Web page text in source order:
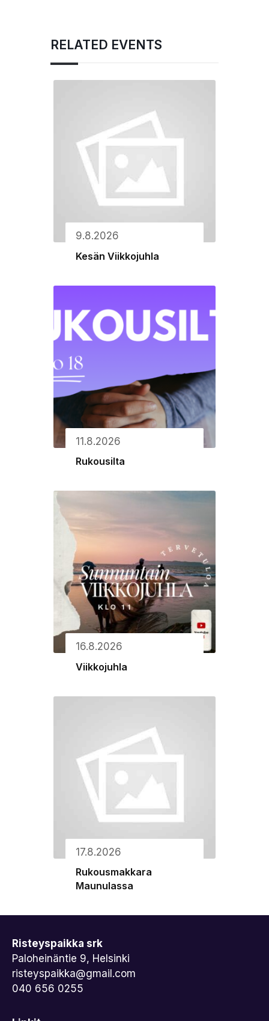
RELATED EVENTS
9.8.2026
Kesän Viikkojuhla
11.8.2026
Rukousilta
16.8.2026
Viikkojuhla
17.8.2026
Rukousmakkara
Maunulassa
Risteyspaikka srk
Paloheinäntie 9, Helsinki
risteyspaikka@gmail.com
040 656 0255